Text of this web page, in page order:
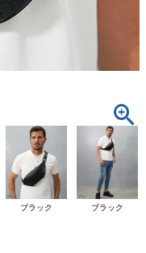
ブラック ブラック